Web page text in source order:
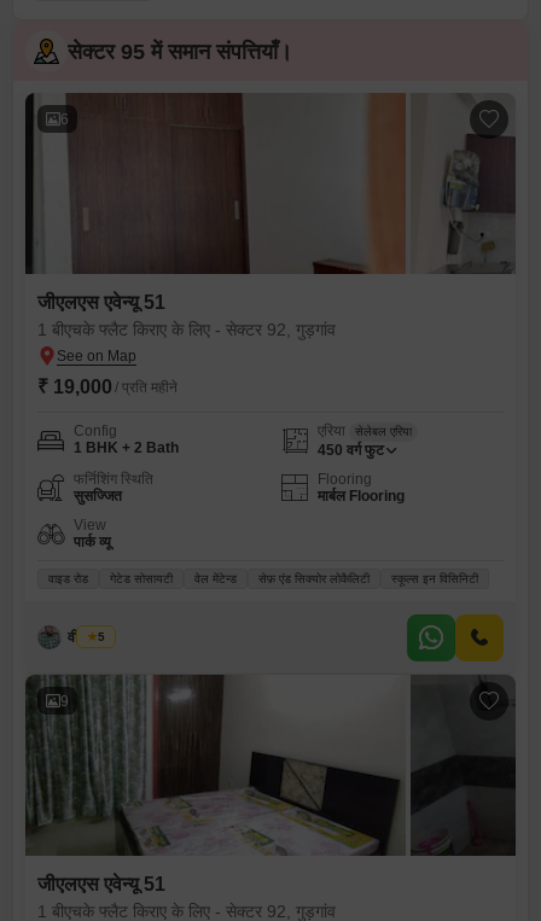
सेक्टर 95 में समान संपत्तियाँ।
6
जीएलएस एवेन्यू 51
1 बीएचके फ्लैट किराए के लिए - सेक्टर 92, गुड़गांव
₹ 19,000 / प्रति महीने
Config
1 BHK + 2 Bath
एरिया सेलेबल एरिया
450 वर्ग फुट
फर्निशिंग स्थिति
सुसज्जित
Flooring
मार्बल Flooring
View
पार्क व्यू
वाइड रोड गेटेड सोसायटी वेल मेंटेन्ड सेफ़ एंड सिक्योर लोकैलिटी स्कूल्स इन विसिनिटी
वीर कुमार
5
9
जीएलएस एवेन्यू 51
1 बीएचके फ्लैट किराए के लिए - सेक्टर 92, गुड़गांव